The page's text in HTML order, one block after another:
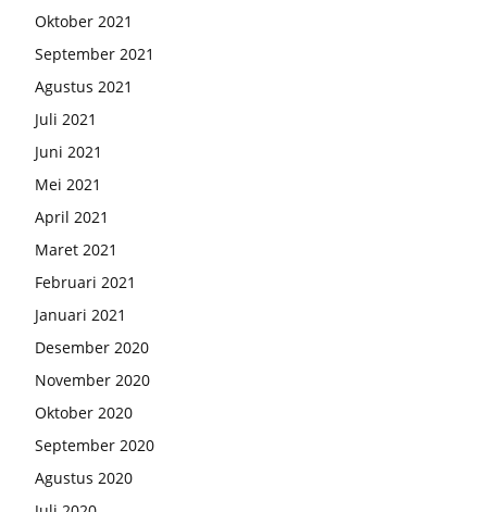
Oktober 2021
September 2021
Agustus 2021
Juli 2021
Juni 2021
Mei 2021
April 2021
Maret 2021
Februari 2021
Januari 2021
Desember 2020
November 2020
Oktober 2020
September 2020
Agustus 2020